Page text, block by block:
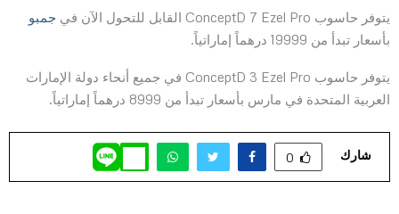
يتوفر حاسوب ConceptD 7 Ezel Pro القابل للتحول الآن في
جمبو
بأسعار تبدأ من 19999 درهماً إماراتياً.
يتوفر حاسوب ConceptD 3 Ezel Pro في جميع أنحاء دولة الإمارات
العربية المتحدة في مارس بأسعار تبدأ من 8999 درهماً إماراتياً.
شارك 0